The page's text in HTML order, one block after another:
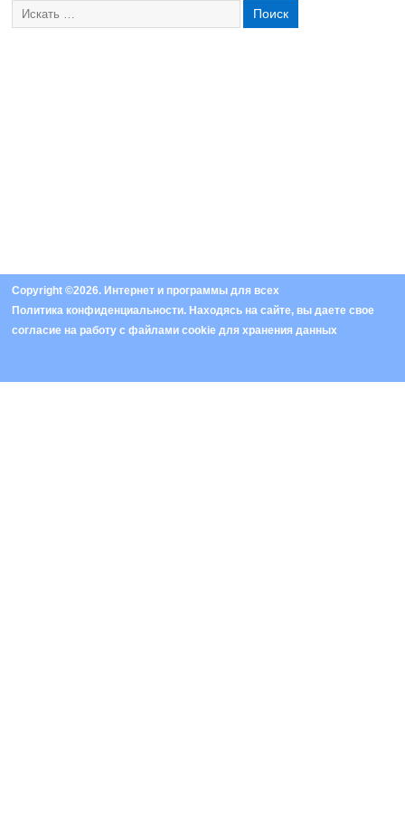
Copyright ©2026. Интернет и программы для всех
Политика конфиденциальности. Находясь на сайте, вы даете свое
согласие на работу сфайлами cookie для хранения данных